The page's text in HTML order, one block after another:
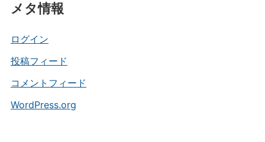
ゴ
ー
メタ情報
ログイン
投稿フィード
コメントフィード
WordPress.org